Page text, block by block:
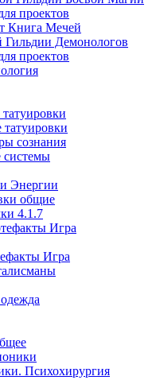
проектов
Книга Мечей
Демонологов
проектов
сознания
системы
Энергии
общие
4.1.7
Игра
Игра
Психохирургия